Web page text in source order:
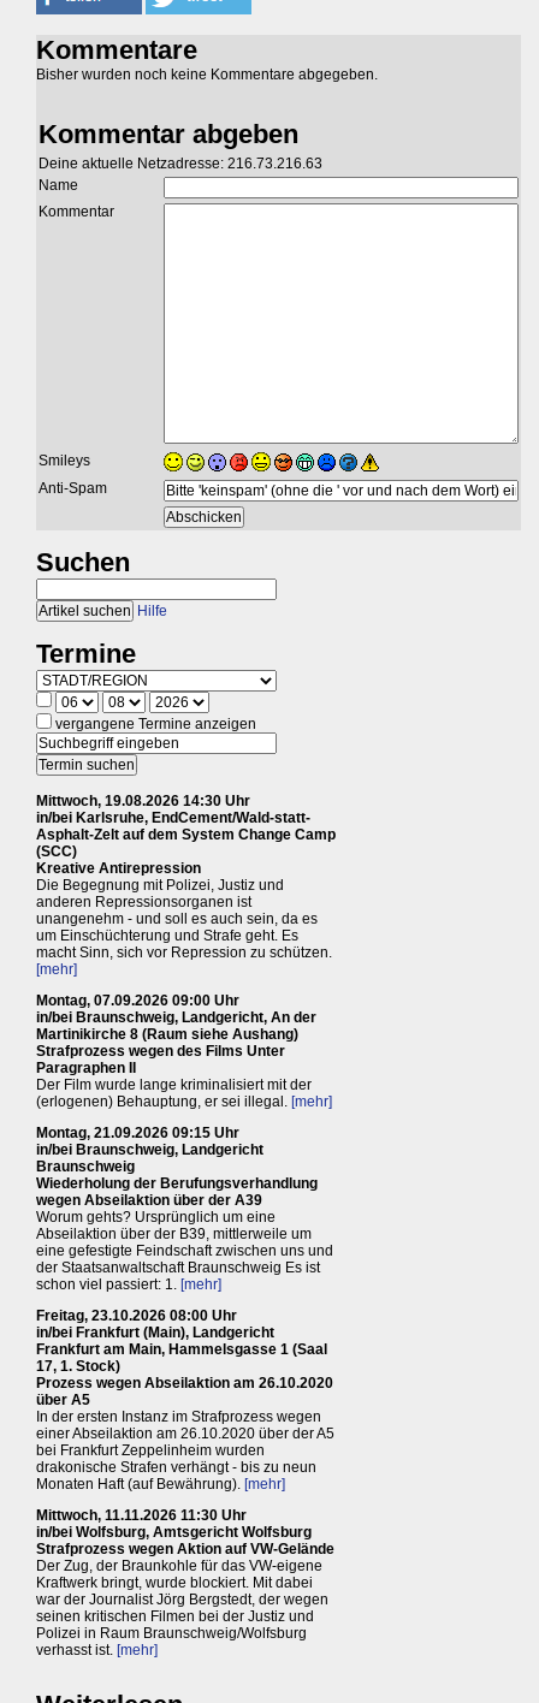
Kommentare
Bisher wurden noch keine Kommentare abgegeben.
Kommentar abgeben
Deine aktuelle Netzadresse: 216.73.216.63
Name
Kommentar
Smileys
Anti-Spam
Suchen
Hilfe
Termine
vergangene Termine anzeigen
Mittwoch, 19.08.2026 14:30 Uhr
in/bei Karlsruhe, EndCement/Wald-statt-
Asphalt-Zelt auf dem System Change Camp
(SCC)
Kreative Antirepression
Die Begegnung mit Polizei, Justiz und
anderen Repressionsorganen ist
unangenehm - und soll es auch sein, da es
um Einschüchterung und Strafe geht. Es
macht Sinn, sich vor Repression zu schützen.
[mehr]
Montag, 07.09.2026 09:00 Uhr
in/bei Braunschweig, Landgericht, An der
Martinikirche 8 (Raum siehe Aushang)
Strafprozess wegen des Films Unter
Paragraphen II
Der Film wurde lange kriminalisiert mit der
(erlogenen) Behauptung, er sei illegal. [mehr]
Montag, 21.09.2026 09:15 Uhr
in/bei Braunschweig, Landgericht
Braunschweig
Wiederholung der Berufungsverhandlung
wegen Abseilaktion über der A39
Worum gehts? Ursprünglich um eine
Abseilaktion über der B39, mittlerweile um
eine gefestigte Feindschaft zwischen uns und
der Staatsanwaltschaft Braunschweig Es ist
schon viel passiert: 1. [mehr]
Freitag, 23.10.2026 08:00 Uhr
in/bei Frankfurt (Main), Landgericht
Frankfurt am Main, Hammelsgasse 1 (Saal
17, 1. Stock)
Prozess wegen Abseilaktion am 26.10.2020
über A5
In der ersten Instanz im Strafprozess wegen
einer Abseilaktion am 26.10.2020 über der A5
bei Frankfurt Zeppelinheim wurden
drakonische Strafen verhängt - bis zu neun
Monaten Haft (auf Bewährung). [mehr]
Mittwoch, 11.11.2026 11:30 Uhr
in/bei Wolfsburg, Amtsgericht Wolfsburg
Strafprozess wegen Aktion auf VW-Gelände
Der Zug, der Braunkohle für das VW-eigene
Kraftwerk bringt, wurde blockiert. Mit dabei
war der Journalist Jörg Bergstedt, der wegen
seinen kritischen Filmen bei der Justiz und
Polizei in Raum Braunschweig/Wolfsburg
verhasst ist. [mehr]